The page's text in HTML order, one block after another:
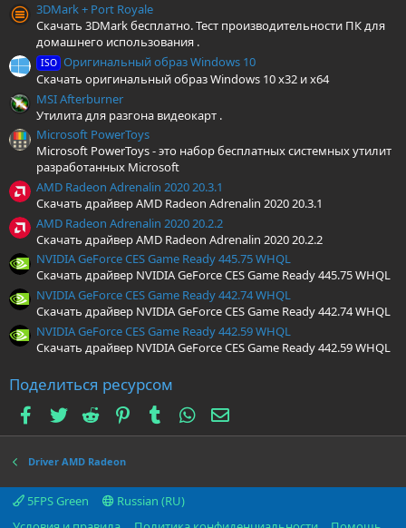
3DMark + Port Royale
Скачать 3DMark бесплатно. Тест производительности ПК для
домашнего использования .
ISO Оригинальный образ Windows 10
Скачать оригинальный образ Windows 10 x32 и x64
MSI Afterburner
Утилита для разгона видеокарт .
Microsoft PowerToys
Microsoft PowerToys - это набор бесплатных системных утилит
разработанных Microsoft
AMD Radeon Adrenalin 2020 20.3.1
Скачать драйвер AMD Radeon Adrenalin 2020 20.3.1
AMD Radeon Adrenalin 2020 20.2.2
Скачать драйвер AMD Radeon Adrenalin 2020 20.2.2
NVIDIA GeForce CES Game Ready 445.75 WHQL
Скачать драйвер NVIDIA GeForce CES Game Ready 445.75 WHQL
NVIDIA GeForce CES Game Ready 442.74 WHQL
Скачать драйвер NVIDIA GeForce CES Game Ready 442.74 WHQL
NVIDIA GeForce CES Game Ready 442.59 WHQL
Скачать драйвер NVIDIA GeForce CES Game Ready 442.59 WHQL
Поделиться ресурсом
Facebook
Twitter Reddit PinterestTumblr WhatsApp
Driver AMD Radeon
5FPS Green
Russian (RU)